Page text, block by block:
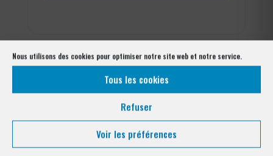
Nous utilisons des cookies pour optimiser notre site web et notre service.
Tous les cookies
Refuser
Voir les préférences
pose pour collectivités, entreprises, copropriétés et particuliers —
Alpes-Maritimes & Var.